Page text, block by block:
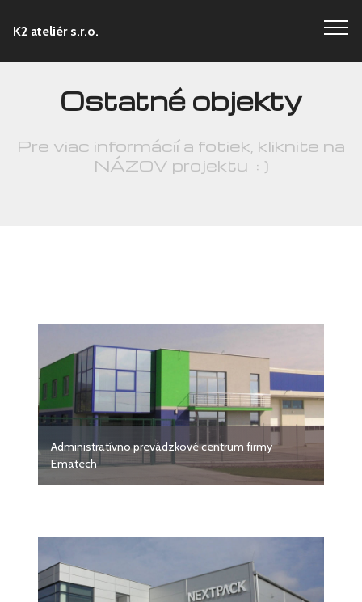
K2 ateliér s.r.o.
Ostatné objekty
Pre viac informácií a fotiek, kliknite na
NÁZOV projektu : )
Administratívno prevádzkové centrum firmy
Ematech